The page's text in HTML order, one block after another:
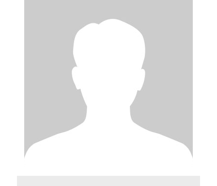
Als Verbandsjurist berät Martin Farys neben
anderem zu den Themen
Arbeitnehmerdatenschutz und Entsendung.
Seine Technikaffinität ist im verbandlichen
Webinar-Team ebenso gefragt wie im
Wissensmanagement. Zusätzlich versorgt er
die IAV-Newsletter-Redaktion mit juristischem
Input.